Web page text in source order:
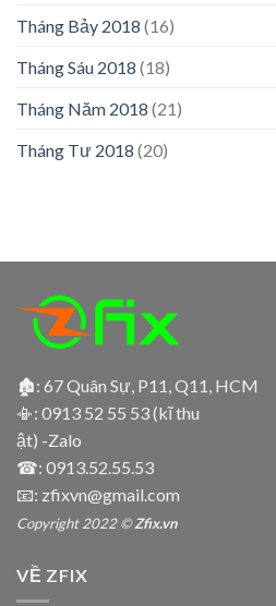
Tháng Bảy 2018 (16)
Tháng Sáu 2018 (18)
Tháng Năm 2018 (21)
Tháng Tư 2018 (20)
🏚: 67 Quân Sự, P11, Q11, HCM
📳: 0913 52 55 53 (kĩ thu
ật) -Zalo
☎: 0913.52.55.53
📧: zfixvn@gmail.com
Copyright 2022 ©Zfix.vn
VỀ ZFIX